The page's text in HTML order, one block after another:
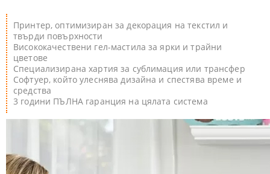
Принтер, оптимизиран за декорация на текстил и
твърди повърхности
Висококачествени гел-мастила за ярки и трайни
цветове
Специализирана хартия за сублимация или трансфер
Софтуер, който улеснява дизайна и спестява време и
средства
3 години ПЪЛНА гаранция на цялата система